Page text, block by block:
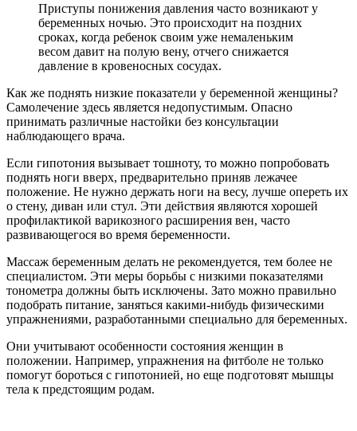
Приступы понижения давления часто возникают у
беременных ночью. Это происходит на поздних
сроках, когда ребенок своим уже немаленьким
весом давит на полую вену, отчего снижается
давление в кровеносных сосудах.
Как же поднять низкие показатели у беременной женщины?
Самолечение здесь является недопустимым. Опасно
принимать различные настойки без консультации
наблюдающего врача.
Если гипотония вызывает тошноту, то можно попробовать
поднять ноги вверх, предварительно приняв лежачее
положение. Не нужно держать ноги на весу, лучше опереть их
о стену, диван или стул. Эти действия являются хорошей
профилактикой варикозного расширения вен, часто
развивающегося во время беременности.
Массаж беременным делать не рекомендуется, тем более не
специалистом. Эти меры борьбы с низкими показателями
тонометра должны быть исключены. Зато можно правильно
подобрать питание, заняться какими-нибудь физическими
упражнениями, разработанными специально для беременных.
Они учитывают особенности состояния женщин в
положении. Например, упражнения на фитболе не только
помогут бороться с гипотонией, но еще подготовят мышцы
тела к предстоящим родам.